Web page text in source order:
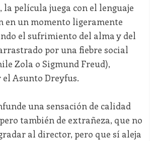
película juega con el lenguaje
en un momento ligeramente
el sufrimiento del alma y del
por una fiebre social
Zola o Sigmund Freud),
el Asunto Dreyfus.
una sensación de calidad
también de extrañeza, que no
al director, pero que sí aleja